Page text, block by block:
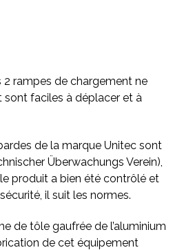
2 rampes de chargement ne
sont faciles à déplacer et à
de la marque Unitec sont
Überwachungs Verein),
produit a bien été contrôlé et
il suit les normes.
de tôle gaufrée de l’aluminium
de cet équipement